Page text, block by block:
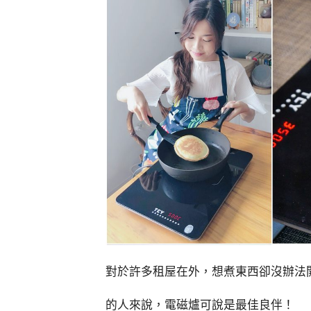
對於許多租屋在外，想煮東西卻沒辦法
的人來說，電磁爐可說是最佳良伴！